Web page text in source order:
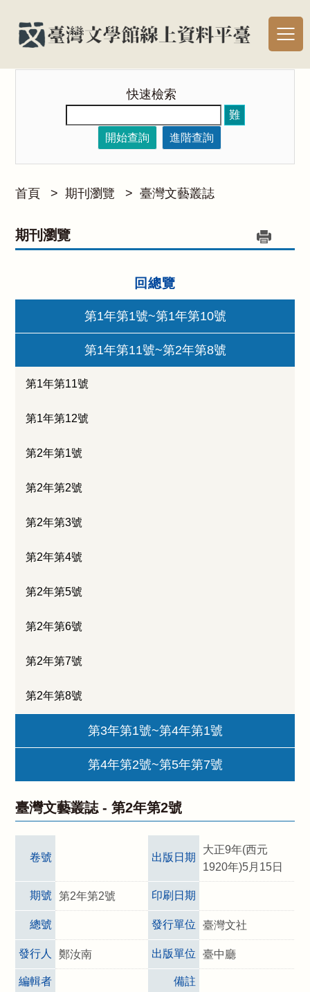
快速檢索
難
開始查詢
進階查詢
首頁 > 期刊瀏覽 > 臺灣文藝叢誌
期刊瀏覽
回總覽
第1年第1號~第1年第10號
第1年第11號~第2年第8號
第1年第11號
第1年第12號
第2年第1號
第2年第2號
第2年第3號
第2年第4號
第2年第5號
第2年第6號
第2年第7號
第2年第8號
第3年第1號~第4年第1號
第4年第2號~第5年第7號
臺灣文藝叢誌 -第2年第2號
卷號 出版日期
大正9年(西元
1920年)5月15日
期號 第2年第2號 印刷日期
總號 發行單位 臺灣文社
發行人 鄭汝南 出版單位 臺中廳
編輯者 備註